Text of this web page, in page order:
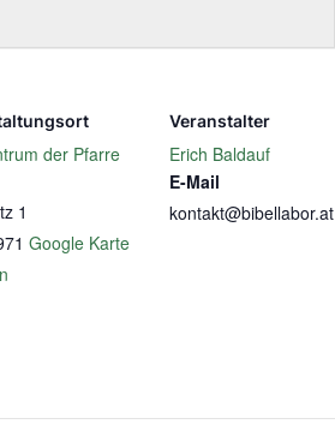
der Pfarre
1
Google Karte
Veranstalter
Erich Baldauf
E-Mail
kontakt@bibellabor.at